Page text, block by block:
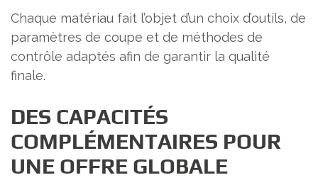
Chaque matériau fait l’objet d’un choix d’outils, de
paramètres de coupe et de méthodes de
contrôle adaptés afin de garantir la qualité
finale.
DES CAPACITÉS
COMPLÉMENTAIRES POUR
UNE OFFRE GLOBALE